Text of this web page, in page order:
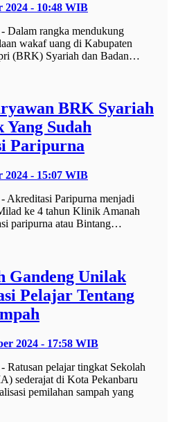
2024 - 10:48 WIB
rangka mendukung
wakaf uang di Kabupaten
(BRK) Syariah dan Badan…
BRK Syariah
Sudah
Paripurna
2024 - 15:07 WIB
Paripurna menjadi
ke 4 tahun Klinik Amanah
paripurna atau Bintang…
Gandeng Unilak
Pelajar Tentang
2024 - 17:58 WIB
pelajar tingkat Sekolah
sederajat di Kota Pekanbaru
pemilahan sampah yang